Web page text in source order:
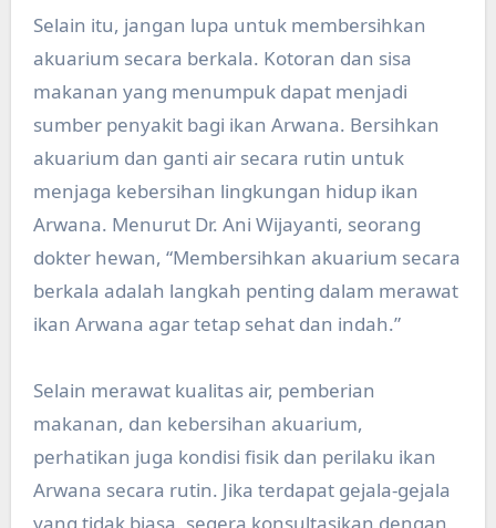
Selain itu, jangan lupa untuk membersihkan
akuarium secara berkala. Kotoran dan sisa
makanan yang menumpuk dapat menjadi
sumber penyakit bagi ikan Arwana. Bersihkan
akuarium dan ganti air secara rutin untuk
menjaga kebersihan lingkungan hidup ikan
Arwana. Menurut Dr. Ani Wijayanti, seorang
dokter hewan, “Membersihkan akuarium secara
berkala adalah langkah penting dalam merawat
ikan Arwana agar tetap sehat dan indah.”
Selain merawat kualitas air, pemberian
makanan, dan kebersihan akuarium,
perhatikan juga kondisi fisik dan perilaku ikan
Arwana secara rutin. Jika terdapat gejala-gejala